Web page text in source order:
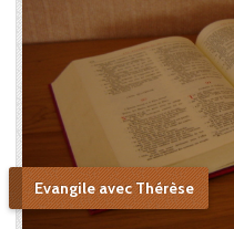
Evangile avec Thérèse